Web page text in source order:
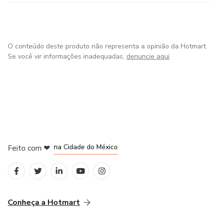
O conteúdo deste produto não representa a opinião da Hotmart.
Se você vir informações inadequadas, denuncie aqui
Feito com ❤ na Cidade do México
Conheça a Hotmart